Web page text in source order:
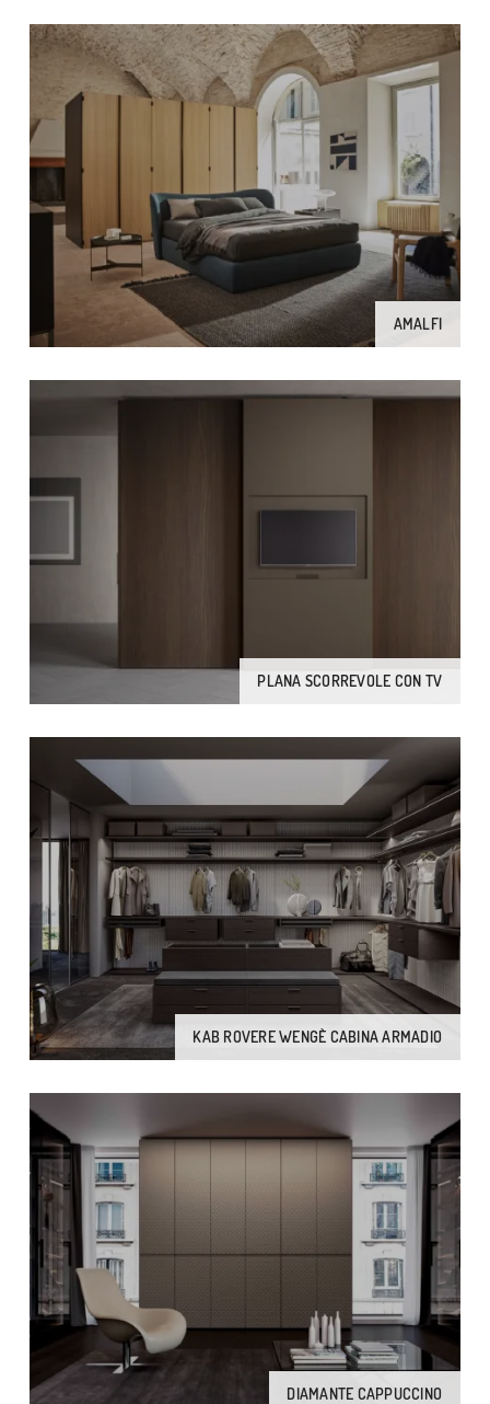
AMALFI
PLANA SCORREVOLE CON TV
KAB ROVERE WENGÈ CABINA ARMADIO
DIAMANTE CAPPUCCINO